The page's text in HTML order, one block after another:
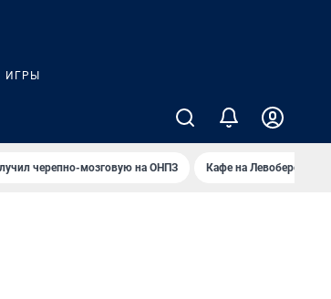
ИГРЫ
черепно-мозговую на ОНПЗ Кафе на Левобережье